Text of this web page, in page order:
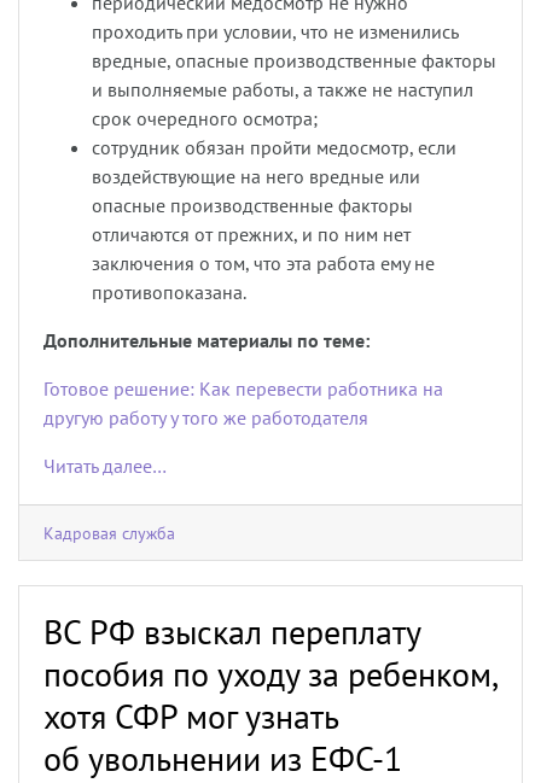
проходить при условии, что не изменились
вредные, опасные производственные факторы
и выполняемые работы, а также не наступил
срок очередного осмотра;
сотрудник обязан пройти медосмотр, если
воздействующие на него вредные или
опасные производственные факторы
отличаются от прежних, и по ним нет
заключения о том, что эта работа ему не
противопоказана.
Дополнительные материалы по теме:
Готовое решение: Как перевести работника на
другую работу у того же работодателя
Читать далее…
Кадровая служба
ВС РФ взыскал переплату
пособия по уходу за ребенком,
хотя СФР мог узнать
об увольнении из ЕФС-1